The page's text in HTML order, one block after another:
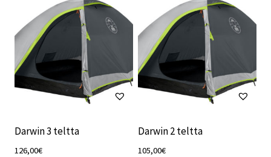
Darwin 3 teltta
126,00€
Darwin 2 teltta
105,00€